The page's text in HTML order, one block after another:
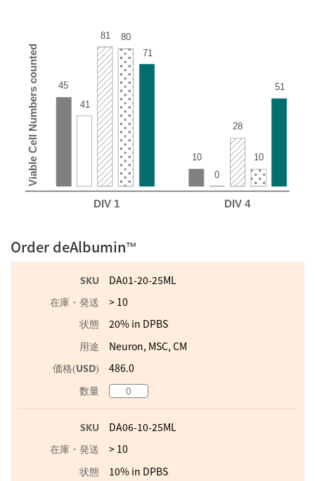
Order deAlbumin™
DA01-20-25ML
> 10
20% in DPBS
Neuron, MSC, CM
486.0
DA06-10-25ML
> 10
10% in DPBS